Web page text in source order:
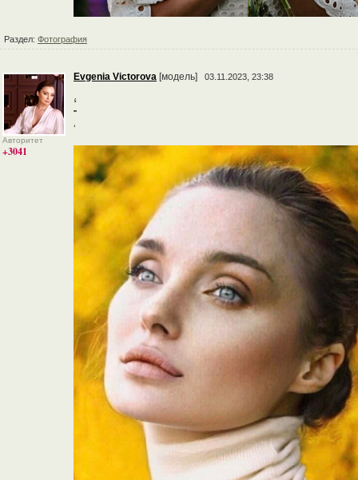
Раздел: Фотография
Авторитет
+3041
Evgenia Victorova [модель] 03.11.2023, 23:38
‘
‘